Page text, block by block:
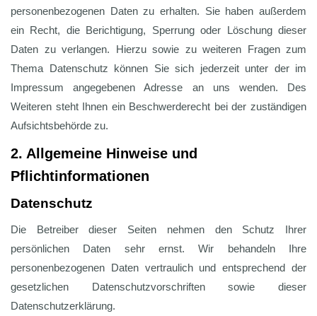
personenbezogenen Daten zu erhalten. Sie haben außerdem
ein Recht, die Berichtigung, Sperrung oder Löschung dieser
Daten zu verlangen. Hierzu sowie zu weiteren Fragen zum
Thema Datenschutz können Sie sich jederzeit unter der im
Impressum angegebenen Adresse an uns wenden. Des
Weiteren steht Ihnen ein Beschwerderecht bei der zuständigen
Aufsichtsbehörde zu.
2. Allgemeine Hinweise und
Pflichtinformationen
Datenschutz
Die Betreiber dieser Seiten nehmen den Schutz Ihrer
persönlichen Daten sehr ernst. Wir behandeln Ihre
personenbezogenen Daten vertraulich und entsprechend der
gesetzlichen Datenschutzvorschriften sowie dieser
Datenschutzerklärung.